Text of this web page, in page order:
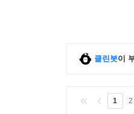
클린봇이
1 2